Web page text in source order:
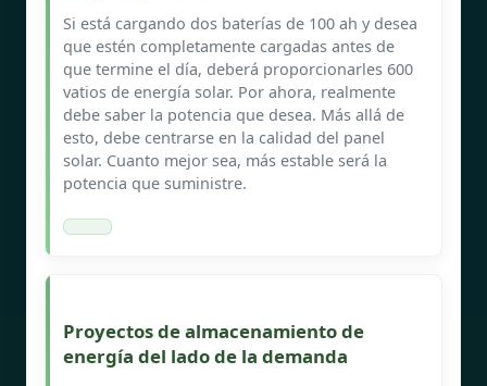
Si está cargando dos baterías de 100 ah y desea
que estén completamente cargadas antes de
que termine el día, deberá proporcionarles 600
vatios de energía solar. Por ahora, realmente
debe saber la potencia que desea. Más allá de
esto, debe centrarse en la calidad del panel
solar. Cuanto mejor sea, más estable será la
potencia que suministre.
Proyectos de almacenamiento de
energía del lado de la demanda